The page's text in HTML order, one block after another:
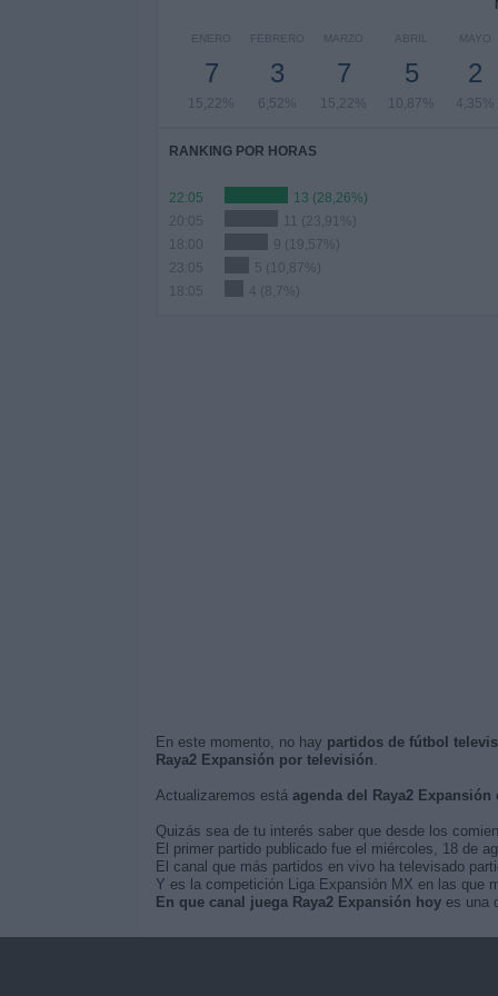
ENERO
7
15,22%
FEBRERO
3
6,52%
MARZO
7
15,22%
ABRIL
5
10,87%
MAYO
2
4,35%
RANKING POR HORAS
22:05
13 (28,26%)
20:05
11 (23,91%)
18:00
9 (19,57%)
23:05
5 (10,87%)
18:05
4 (8,7%)
En este momento, no hay partidos de fútbol
Raya2 Expansión por televisión.
Actualizaremos está agenda del Raya2 Expansión
Quizás sea de tu interés saber que desde los
El primer partido publicado fue el miércoles, 18 de
El canal que más partidos en vivo ha televisado
Y es la competición Liga Expansión MX en las que
En que canal juega Raya2 Expansión hoyes una